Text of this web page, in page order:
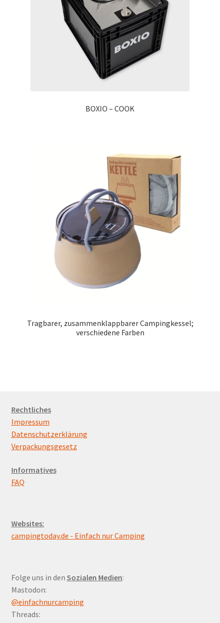
BOXIO – COOK
Tragbarer, zusammenklappbarer Campingkessel;
verschiedene Farben
Rechtliches
Impressum
Datenschutzerklärung
Verpackungsgesetz
Informatives
FAQ
Websites:
campingtoday.de - Einfach nur Camping
Folge uns in den Sozialen Medien:
Mastodon:
@einfachnurcamping
Threads: